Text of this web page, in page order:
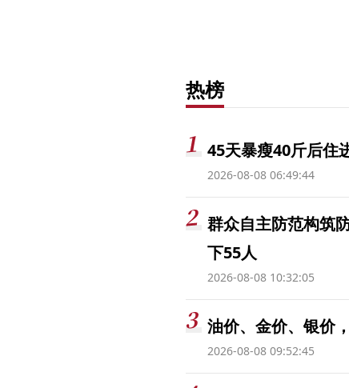
热榜
45天暴瘦40斤后住
2026-08-08 06:49:44
群众自主防范构筑
下55人
2026-08-08 10:32:05
油价、金价、银价
2026-08-08 09:52:45